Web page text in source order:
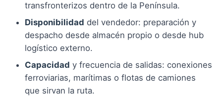
transfronterizos dentro de la Península.
Disponibilidad del vendedor: preparación y
despacho desde almacén propio o desde hub
logístico externo.
Capacidad y frecuencia de salidas: conexiones
ferroviarias, marítimas o flotas de camiones
que sirvan la ruta.